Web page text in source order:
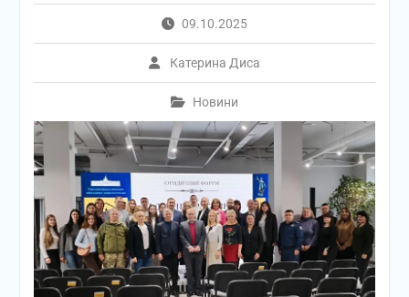
09.10.2025
Катерина Диса
Новини